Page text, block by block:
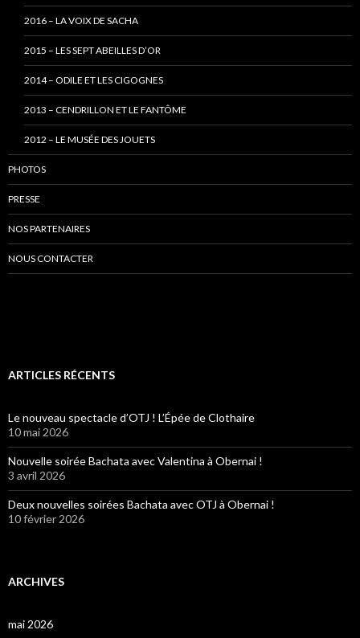
2016 – LA VOIX DE SACHA
2015 – LES SEPT ABEILLES D’OR
2014 – ODILE ET LES CIGOGNES
2013 – CENDRILLON ET LE FANTÔME
2012 – LE MUSÉE DES JOUETS
PHOTOS
PRESSE
NOS PARTENAIRES
NOUS CONTACTER
ARTICLES RÉCENTS
Le nouveau spectacle d’OTJ ! L’Épée de Clothaire
10 mai 2026
Nouvelle soirée Bachata avec Valentina à Obernai !
3 avril 2026
Deux nouvelles soirées Bachata avec OTJ à Obernai !
10 février 2026
ARCHIVES
mai 2026